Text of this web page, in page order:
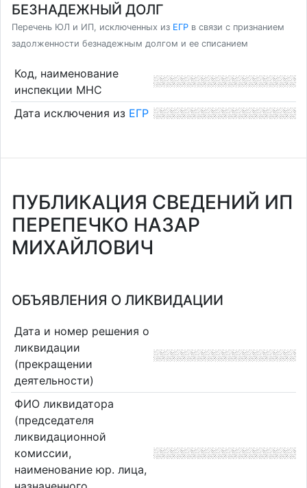
БЕЗНАДЕЖНЫЙ ДОЛГ
Перечень ЮЛ и ИП, исключенных из ЕГР в связи с признанием
задолженности безнадежным долгом и ее списанием
Код, наименование
инспекции МНС
Дата исключения из ЕГР
ПУБЛИКАЦИЯ СВЕДЕНИЙ ИП
ПЕРЕПЕЧКО НАЗАР
МИХАЙЛОВИЧ
ОБЪЯВЛЕНИЯ О ЛИКВИДАЦИИ
Дата и номер решения о
ликвидации
(прекращении
деятельности)
ФИО ликвидатора
(председателя
ликвидационной
комиссии,
наименование юр. лица,